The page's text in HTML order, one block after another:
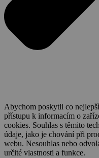
Abychom poskytli co
přístupu k informacím o
cookies. Souhlas s těmito
údaje, jako je chování při
webu. Nesouhlas nebo
určité vlastnosti a funkce.